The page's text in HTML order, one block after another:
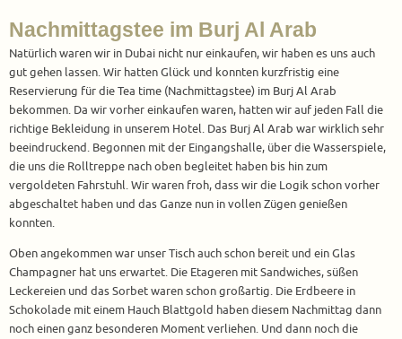
Nachmittagstee im Burj Al Arab
Natürlich waren wir in Dubai nicht nur einkaufen, wir haben es uns auch
gut gehen lassen. Wir hatten Glück und konnten kurzfristig eine
Reservierung für die Tea time (Nachmittagstee) im Burj Al Arab
bekommen. Da wir vorher einkaufen waren, hatten wir auf jeden Fall die
richtige Bekleidung in unserem Hotel. Das Burj Al Arab war wirklich sehr
beeindruckend. Begonnen mit der Eingangshalle, über die Wasserspiele,
die uns die Rolltreppe nach oben begleitet haben bis hin zum
vergoldeten Fahrstuhl. Wir waren froh, dass wir die Logik schon vorher
abgeschaltet haben und das Ganze nun in vollen Zügen genießen
konnten.
Oben angekommen war unser Tisch auch schon bereit und ein Glas
Champagner hat uns erwartet. Die Etageren mit Sandwiches, süßen
Leckereien und das Sorbet waren schon großartig. Die Erdbeere in
Schokolade mit einem Hauch Blattgold haben diesem Nachmittag dann
noch einen ganz besonderen Moment verliehen. Und dann noch die